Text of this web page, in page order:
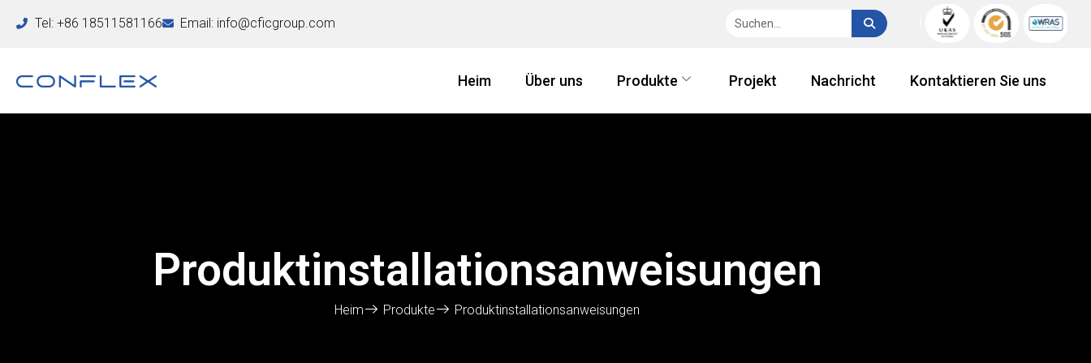
Tel: +86 18511581166 Email: info@cficgroup.com
Heim Über uns Produkte Projekt Nachricht Kontaktieren Sie uns
Produktinstallationsanweisungen
Heim Produkte Produktinstallationsanweisungen